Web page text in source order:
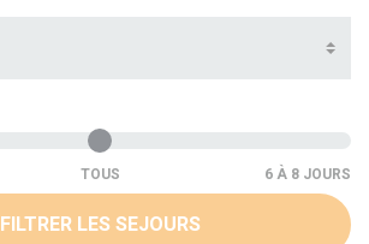
TOUS
FILTRER LES SEJOURS